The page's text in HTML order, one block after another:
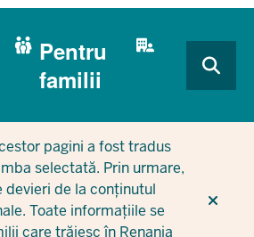
PENTRU FAMILII
PENTRU ÎNTREPRINDERI/
Pentru
familii
pagini a fost tradus
selectată. Prin urmare,
devieri de la conținutul
Toate informațiile se
care trăiesc în Renania